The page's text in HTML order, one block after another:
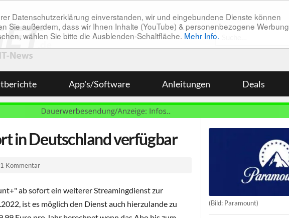
Datenschutzerklärung einverstanden, wir und eingebundene Dienste können
Sie außerdem, dass wir Ihnen Inhalte (YouTube) & personenbezogene Werbung
wählen Sie bitte die Ausblenden-Schaltfläche. Mehr Info.
App's/Software Anleitungen Deals
in Deutschland verfügbar
1 Kommentar
ab sofort ein weiterer Streamingdienst zur
ist es möglich den Dienst auch hierzulande zu
(Bild: Paramount)